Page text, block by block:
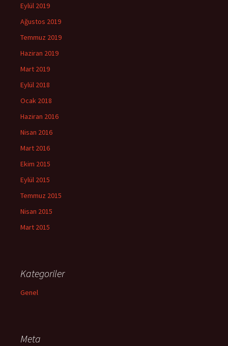
Eylül 2019
Ağustos 2019
Temmuz 2019
Haziran 2019
Mart 2019
Eylül 2018
Ocak 2018
Haziran 2016
Nisan 2016
Mart 2016
Ekim 2015
Eylül 2015
Temmuz 2015
Nisan 2015
Mart 2015
Kategoriler
Genel
Meta